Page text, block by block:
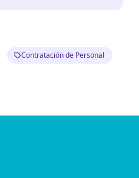
Contratación de Personal